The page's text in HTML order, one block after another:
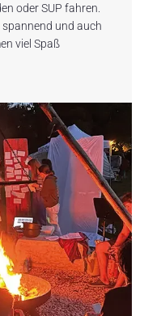
oder SUP fahren.
und auch
viel Spaß